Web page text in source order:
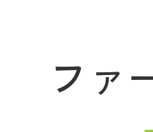
農業のご案内
ファ